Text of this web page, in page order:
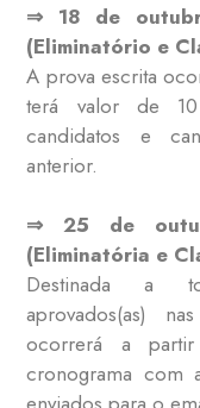
⇒ 18 de
(Eliminatório e
A prova escrita
terá valor de
candidatos e
anterior.
⇒ 25 de
(Eliminatória e
Destinada a
aprovados(as)
ocorrerá a
cronograma com